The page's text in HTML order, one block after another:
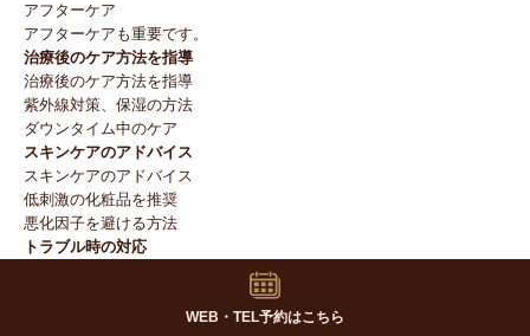
アフターケア
アフターケアも重要です。
治療後のケア方法を指導
治療後のケア方法を指導
紫外線対策、保湿の方法
ダウンタイム中のケア
スキンケアのアドバイス
スキンケアのアドバイス
低刺激の化粧品を推奨
悪化因子を避ける方法
トラブル時の対応
万が一トラブルが起きた場合、すぐに対応してくれるか
アフターケアが充実しているかWEB・TEL予約はこちら